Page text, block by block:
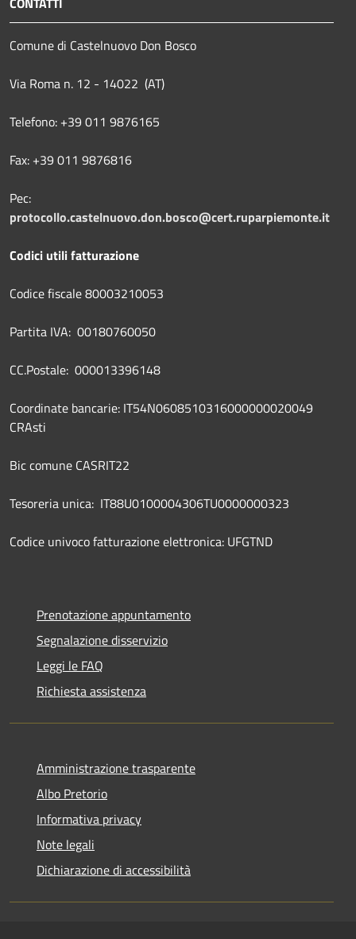
Comune di Castelnuovo Don Bosco
Via Roma n. 12 - 14022 (AT)
Telefono: +39 011 9876165
Fax: +39 011 9876816
Pec:
protocollo.castelnuovo.don.bosco@cert.ruparpiemonte.it
Codici utili fatturazione
Codice fiscale 80003210053
Partita IVA: 00180760050
CC.Postale: 000013396148
Coordinate bancarie: IT54N0608510316000000020049
CRAsti
Bic comune CASRIT22
Tesoreria unica: IT88U0100004306TU0000000323
Codice univoco fatturazione elettronica: UFGTND
Prenotazione appuntamento
Segnalazione disservizio
Leggi le FAQ
Richiesta assistenza
Amministrazione trasparente
Albo Pretorio
Informativa privacy
Note legali
Dichiarazione di accessibilità